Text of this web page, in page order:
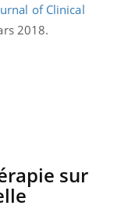
of Clinical
2018.
sur